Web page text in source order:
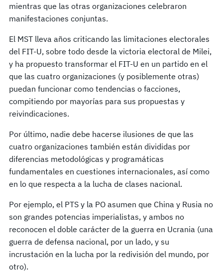
mientras que las otras organizaciones celebraron
manifestaciones conjuntas.
El MST lleva años criticando las limitaciones electorales
del FIT-U, sobre todo desde la victoria electoral de Milei,
y ha propuesto transformar el FIT-U en un partido en el
que las cuatro organizaciones (y posiblemente otras)
puedan funcionar como tendencias o facciones,
compitiendo por mayorías para sus propuestas y
reivindicaciones.
Por último, nadie debe hacerse ilusiones de que las
cuatro organizaciones también están divididas por
diferencias metodológicas y programáticas
fundamentales en cuestiones internacionales, así como
en lo que respecta a la lucha de clases nacional.
Por ejemplo, el PTS y la PO asumen que China y Rusia no
son grandes potencias imperialistas, y ambos no
reconocen el doble carácter de la guerra en Ucrania (una
guerra de defensa nacional, por un lado, y su
incrustación en la lucha por la redivisión del mundo, por
otro).